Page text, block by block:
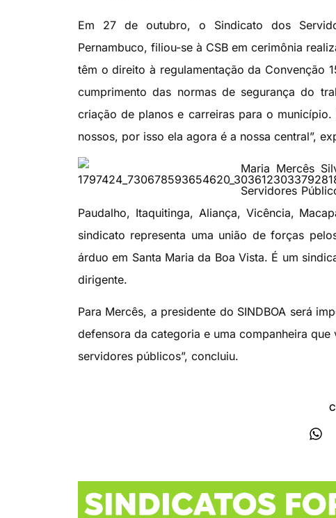
Em 27 de outubro, o Sindicato dos
Pernambuco, filiou-se à CSB em cerimônia
têm o direito à regulamentação da Convenção
cumprimento das normas de segurança do
criação de planos e carreiras para o
nossos, por isso ela agora é a nossa central”,
Maria Mercês
Servidores
Paudalho, Itaquitinga, Aliança, Vicência,
sindicato representa uma união de forças
árduo em Santa Maria da Boa Vista. É um
dirigente.
Para Mercês, a presidente do SINDBOA será
defensora da categoria e uma companheira
servidores públicos”, concluiu.